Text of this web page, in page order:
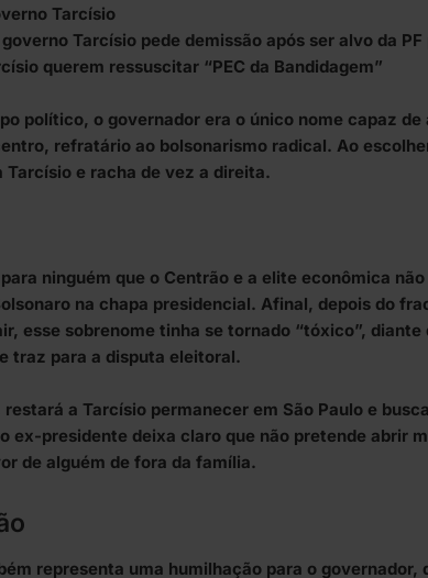
Tarcísio
Tarcísio pede demissão após ser alvo da
querem ressuscitar “PEC da Bandidagem”
político, o governador era o único nome capaz
refratário ao bolsonarismo radical. Ao
Tarcísio e racha de vez a direita.
ninguém que o Centrão e a elite econômica
na chapa presidencial. Afinal, depois do
esse sobrenome tinha se tornado “tóxico”, diante
traz para a disputa eleitoral.
restará a Tarcísio permanecer em São Paulo e
ex-presidente deixa claro que não pretende abrir
de alguém de fora da família.
representa uma humilhação para o governador,